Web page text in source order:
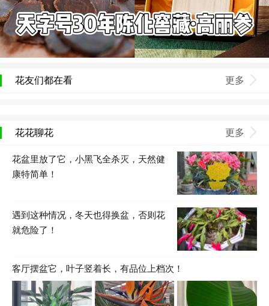
花友们都在看 更多
花花聊花 更多
花盆里放了它，小黑飞全杀灭，天然健
康特简单！
遇到这种情况，冬天也得换盆，否则花
就危险了！
客厅摆盆它，叶子竖着长，有品位上档次！